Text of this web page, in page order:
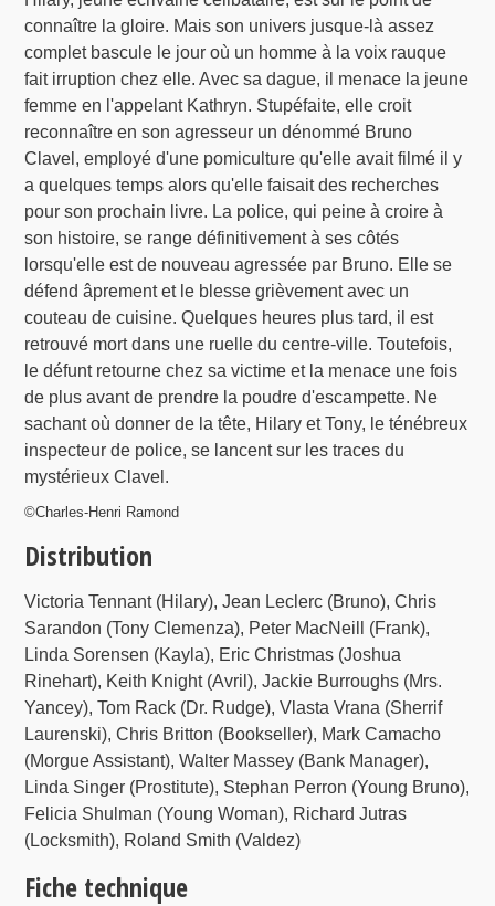
connaître la gloire. Mais son univers jusque-là assez
complet bascule le jour où un homme à la voix rauque
fait irruption chez elle. Avec sa dague, il menace la jeune
femme en l'appelant Kathryn. Stupéfaite, elle croit
reconnaître en son agresseur un dénommé Bruno
Clavel, employé d'une pomiculture qu'elle avait filmé il y
a quelques temps alors qu'elle faisait des recherches
pour son prochain livre. La police, qui peine à croire à
son histoire, se range définitivement à ses côtés
lorsqu'elle est de nouveau agressée par Bruno. Elle se
défend âprement et le blesse grièvement avec un
couteau de cuisine. Quelques heures plus tard, il est
retrouvé mort dans une ruelle du centre-ville. Toutefois,
le défunt retourne chez sa victime et la menace une fois
de plus avant de prendre la poudre d'escampette. Ne
sachant où donner de la tête, Hilary et Tony, le ténébreux
inspecteur de police, se lancent sur les traces du
mystérieux Clavel.
©Charles-Henri Ramond
Distribution
Victoria Tennant (Hilary), Jean Leclerc (Bruno), Chris
Sarandon (Tony Clemenza), Peter MacNeill (Frank),
Linda Sorensen (Kayla), Eric Christmas (Joshua
Rinehart), Keith Knight (Avril), Jackie Burroughs (Mrs.
Yancey), Tom Rack (Dr. Rudge), Vlasta Vrana (Sherrif
Laurenski), Chris Britton (Bookseller), Mark Camacho
(Morgue Assistant), Walter Massey (Bank Manager),
Linda Singer (Prostitute), Stephan Perron (Young Bruno),
Felicia Shulman (Young Woman), Richard Jutras
(Locksmith), Roland Smith (Valdez)
Fiche technique